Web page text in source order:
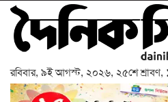
রবিবার, ৯ই আগস্ট, ২০২৬, ২৫শে